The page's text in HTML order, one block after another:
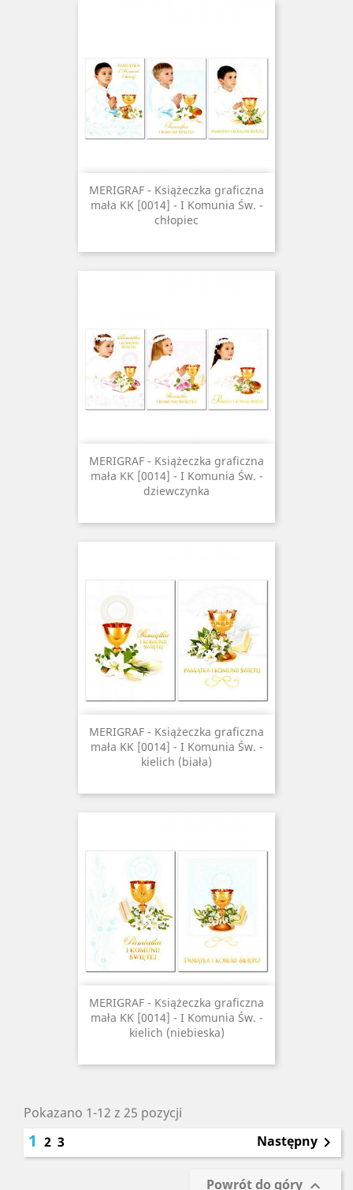
MERIGRAF - Książeczka graficzna
mała KK [0014] - I Komunia Św. -
chłopiec
MERIGRAF - Książeczka graficzna
mała KK [0014] - I Komunia Św. -
dziewczynka
MERIGRAF - Książeczka graficzna
mała KK [0014] - I Komunia Św. -
kielich (biała)
MERIGRAF - Książeczka graficzna
mała KK [0014] - I Komunia Św. -
kielich (niebieska)
Pokazano 1-12 z 25 pozycji
1 2 3 Następny 
Powrót do góry 